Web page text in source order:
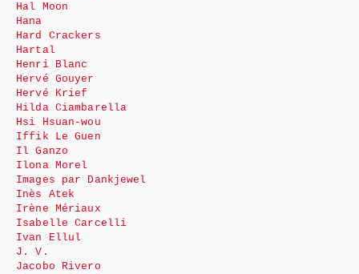
Hal Moon
Hana
Hard Crackers
Hartal
Henri Blanc
Hervé Gouyer
Hervé Krief
Hilda Ciambarella
Hsi Hsuan-wou
Iffik Le Guen
Il Ganzo
Ilona Morel
Images par Dankjewel
Inès Atek
Irène Mériaux
Isabelle Carcelli
Ivan Ellul
J. V.
Jacobo Rivero